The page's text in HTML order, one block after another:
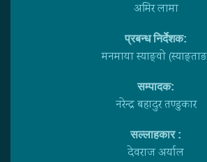
अमिर लामा
प्रबन्ध निर्देशक:
मनमाया स्याङ्वाे
सम्पादक:
नरेन्द्र बहादुर तण्डुकार
सल्लाहकार :
देवराज अर्याल